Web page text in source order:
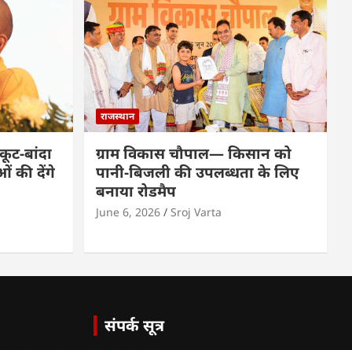
बांदा
की देंगे
राजस्थान
ग्राम विकास चौपाल— किसान को
पानी-बिजली की उपलब्धता के लिए
बनाया रोडमैप
June 6, 2026 Sroj Varta
संपर्क सूत्र